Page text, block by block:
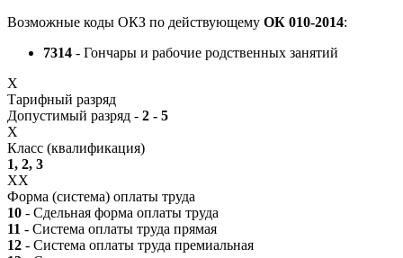
Возможные коды ОКЗ по действующему ОК 010-2014:
7314 - Гончары и рабочие родственных занятий
X
Тарифный разряд
Допустимый разряд - 2 - 5
X
Класс (квалификация)
1, 2, 3
XX
Форма (система) оплаты труда
10 - Сдельная форма оплаты труда
11 - Система оплаты труда прямая
12 - Система оплаты труда премиальная